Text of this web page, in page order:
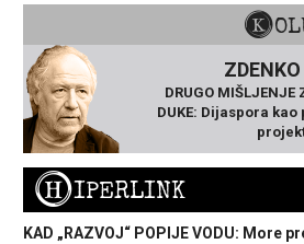
DRUGO MIŠLJENJE
DUKE: Dijaspora
HIPERLINK
KAD „RAZVOJ“ POPIJE VODU: More